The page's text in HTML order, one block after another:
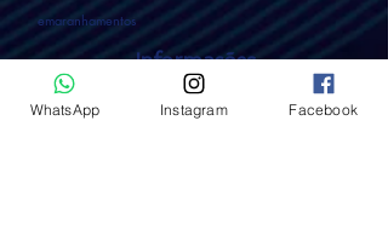
emaranhamentos
Informações
data:
WhatsApp Instagram Facebook